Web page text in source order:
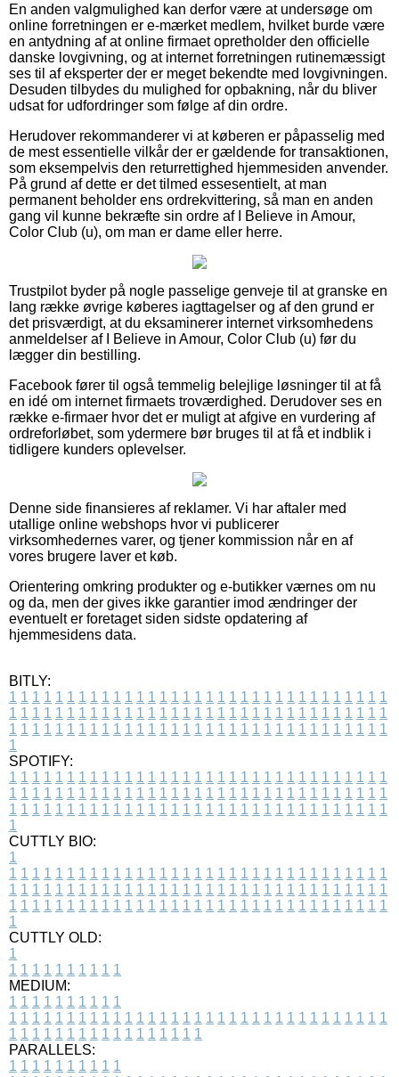
En anden valgmulighed kan derfor være at undersøge om
online forretningen er e-mærket medlem, hvilket burde være
en antydning af at online firmaet opretholder den officielle
danske lovgivning, og at internet forretningen rutinemæssigt
ses til af eksperter der er meget bekendte med lovgivningen.
Desuden tilbydes du mulighed for opbakning, når du bliver
udsat for udfordringer som følge af din ordre.
Herudover rekommanderer vi at køberen er påpasselig med
de mest essentielle vilkår der er gældende for transaktionen,
som eksempelvis den returrettighed hjemmesiden anvender.
På grund af dette er det tilmed essesentielt, at man
permanent beholder ens ordrekvittering, så man en anden
gang vil kunne bekræfte sin ordre af I Believe in Amour,
Color Club (u), om man er dame eller herre.
Trustpilot byder på nogle passelige genveje til at granske en
lang række øvrige køberes iagttagelser og af den grund er
det prisværdigt, at du eksaminerer internet virksomhedens
anmeldelser af I Believe in Amour, Color Club (u) før du
lægger din bestilling.
Facebook fører til også temmelig belejlige løsninger til at få
en idé om internet firmaets troværdighed. Derudover ses en
række e-firmaer hvor det er muligt at afgive en vurdering af
ordreforløbet, som ydermere bør bruges til at få et indblik i
tidligere kunders oplevelser.
Denne side finansieres af reklamer. Vi har aftaler med
utallige online webshops hvor vi publicerer
virksomhedernes varer, og tjener kommission når en af
vores brugere laver et køb.
Orientering omkring produkter og e-butikker værnes om nu
og da, men der gives ikke garantier imod ændringer der
eventuelt er foretaget siden sidste opdatering af
hjemmesidens data.
BITLY:
1 1 1 1 1 1 1 1 1 1 1 1 1 1 1 1 1 1 1 1 1 1 1 1 1 1 1 1 1 1 1 1 1
1 1 1 1 1 1 1 1 1 1 1 1 1 1 1 1 1 1 1 1 1 1 1 1 1 1 1 1 1 1 1 1 1
1 1 1 1 1 1 1 1 1 1 1 1 1 1 1 1 1 1 1 1 1 1 1 1 1 1 1 1 1 1 1 1 1
1
SPOTIFY:
1 1 1 1 1 1 1 1 1 1 1 1 1 1 1 1 1 1 1 1 1 1 1 1 1 1 1 1 1 1 1 1 1
1 1 1 1 1 1 1 1 1 1 1 1 1 1 1 1 1 1 1 1 1 1 1 1 1 1 1 1 1 1 1 1 1
1 1 1 1 1 1 1 1 1 1 1 1 1 1 1 1 1 1 1 1 1 1 1 1 1 1 1 1 1 1 1 1 1
1
CUTTLY BIO:
1
1 1 1 1 1 1 1 1 1 1 1 1 1 1 1 1 1 1 1 1 1 1 1 1 1 1 1 1 1 1 1 1 1
1 1 1 1 1 1 1 1 1 1 1 1 1 1 1 1 1 1 1 1 1 1 1 1 1 1 1 1 1 1 1 1 1
1 1 1 1 1 1 1 1 1 1 1 1 1 1 1 1 1 1 1 1 1 1 1 1 1 1 1 1 1 1 1 1 1
1
CUTTLY OLD:
1
1 1 1 1 1 1 1 1 1 1
MEDIUM:
1 1 1 1 1 1 1 1 1 1
1 1 1 1 1 1 1 1 1 1 1 1 1 1 1 1 1 1 1 1 1 1 1 1 1 1 1 1 1 1 1 1 1
1 1 1 1 1 1 1 1 1 1 1 1 1 1 1 1 1
PARALLELS:
1 1 1 1 1 1 1 1 1 1